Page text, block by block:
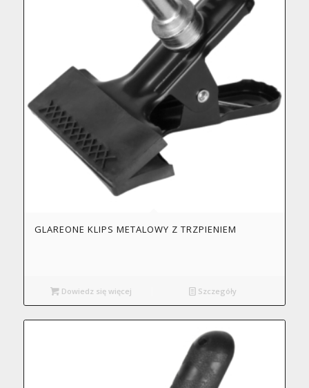
GLAREONE KLIPS METALOWY Z TRZPIENIEM
Dowiedz się więcej Szczegóły